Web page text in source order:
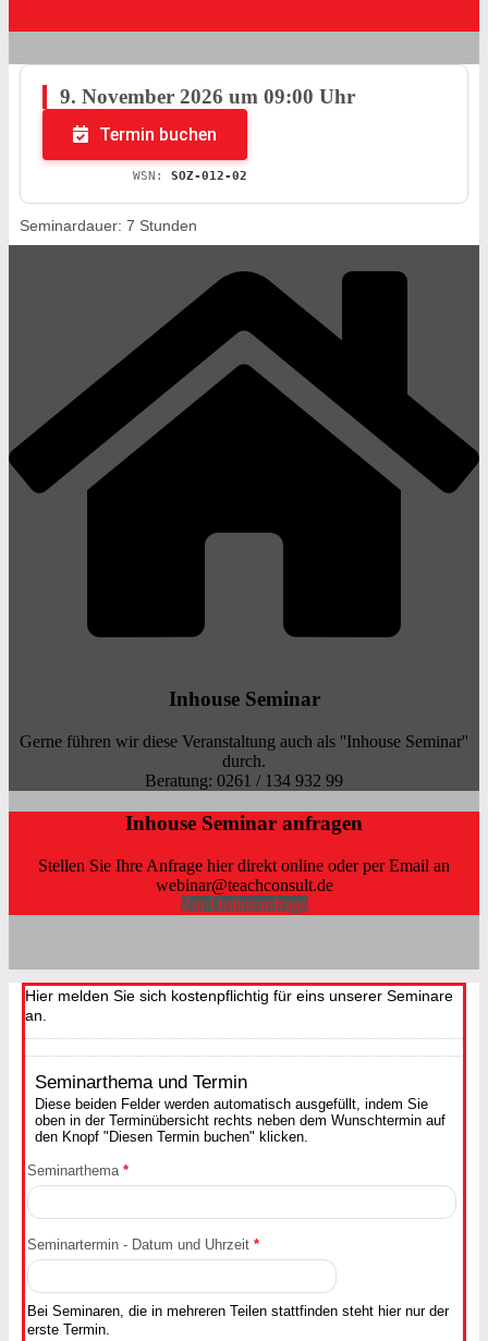
9. November 2026 um 09:00 Uhr
Termin buchen
WSN: SOZ-012-02
Seminardauer: 7 Stunden
Inhouse Seminar
Gerne führen wir diese Veranstaltung auch als ''Inhouse Seminar''
durch.
Beratung: 0261 / 134 932 99
Inhouse Seminar anfragen
Stellen Sie Ihre Anfrage hier direkt online oder per Email an
webinar@teachconsult.de
Zur Onlineanfrage
Hier melden Sie sich kostenpflichtig für eins unserer Seminare
an.
Seminarthema und Termin
Diese beiden Felder werden automatisch ausgefüllt, indem Sie
oben in der Terminübersicht rechts neben dem Wunschtermin auf
den Knopf "Diesen Termin buchen" klicken.
Seminarthema *
Seminartermin - Datum und Uhrzeit *
Bei Seminaren, die in mehreren Teilen stattfinden steht hier nur der
erste Termin.